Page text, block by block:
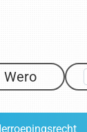
Wero